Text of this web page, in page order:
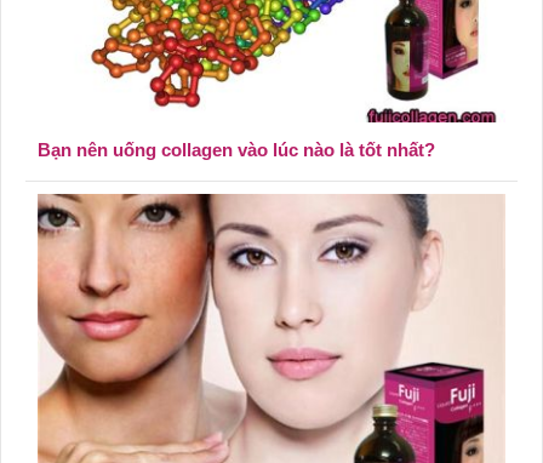
Bạn nên uống collagen vào lúc nào là tốt nhất?